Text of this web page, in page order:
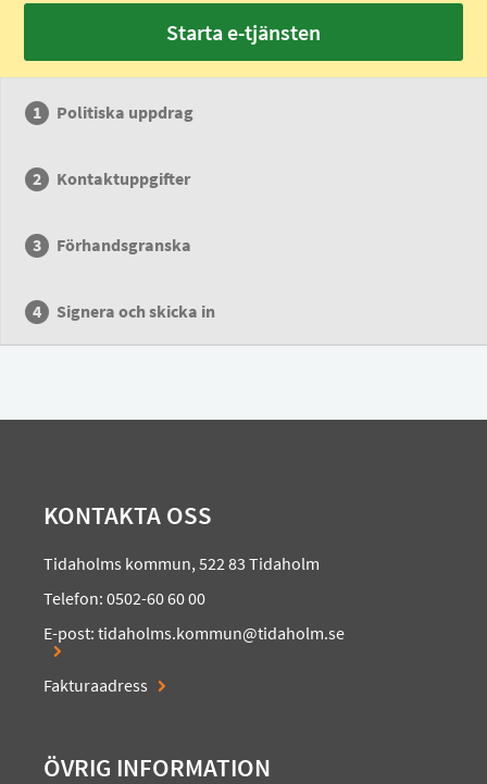
Starta e-tjänsten
Politiska uppdrag
Kontaktuppgifter
Förhandsgranska
Signera och skicka in
KONTAKTA OSS
Tidaholms kommun, 522 83 Tidaholm
Telefon: 0502-60 60 00
E-post:tidaholms.kommun@tidaholm.se
Fakturaadress
ÖVRIG INFORMATION